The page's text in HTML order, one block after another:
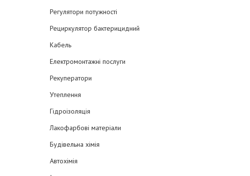
Регулятори потужності
Рециркулятор бактерицидний
Кабель
Електромонтажні послуги
Рекуператори
Утеплення
Гідроізоляція
Лакофарбові матеріали
Будівельна хімія
Автохімія